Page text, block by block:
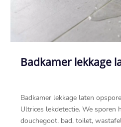
Badkamer lekkage
Badkamer lekkage laten
Ultrices lekdetectie.​ We sporen
douchegoot, bad, toilet,